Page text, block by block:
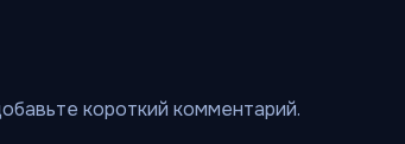
короткий комментарий.